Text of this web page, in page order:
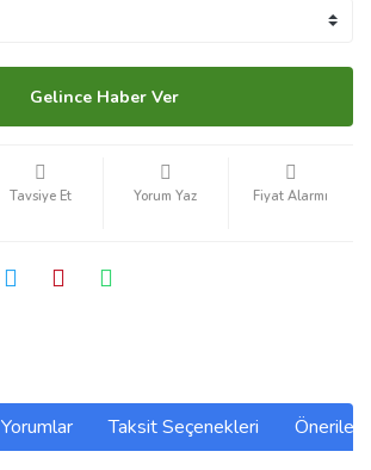
Gelince Haber Ver
Tavsiye Et Yorum Yaz Fiyat Alarmı
Yorumlar Taksit Seçenekleri